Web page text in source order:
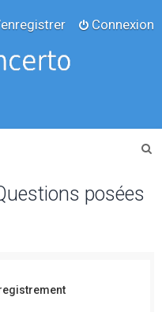
Connexion
posées